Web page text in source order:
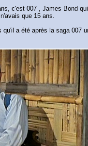
c'est 007 , James Bond
que 15 ans.
a été après la saga 007